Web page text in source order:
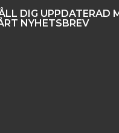
DIG UPPDATERAD
NYHETSBREV